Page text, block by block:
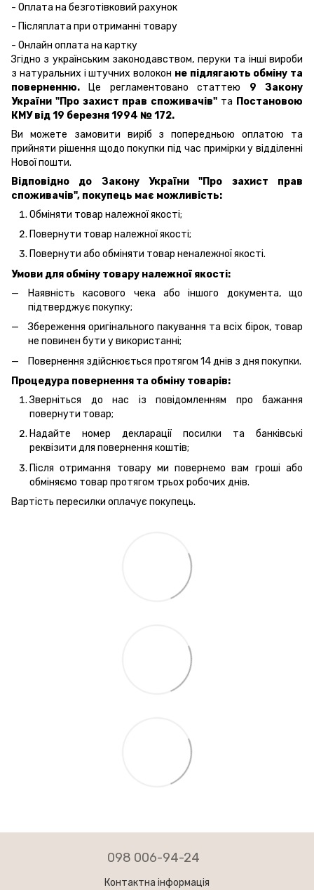
- Оплата на безготівковий рахунок
- Післяплата при отриманні товару
- Онлайн оплата на картку
Згідно з українським законодавством, перуки та інші вироби
з натуральних і штучних волокон не підлягають обміну та
поверненню. Це регламентовано статтею 9 Закону
України "Про захист прав споживачів" та Постановою
КМУ від 19 березня 1994 № 172.
Ви можете замовити виріб з попередньою оплатою та
прийняти рішення щодо покупки під час примірки у відділенні
Нової пошти.
Відповідно до Закону України "Про захист прав
споживачів", покупець має можливість:
Обміняти товар належної якості;
Повернути товар належної якості;
Повернути або обміняти товар неналежної якості.
Умови для обміну товару належної якості:
Наявність касового чека або іншого документа, що
підтверджує покупку;
Збереження оригінального пакування та всіх бірок, товар
не повинен бути у використанні;
Повернення здійснюється протягом 14 днів з дня покупки.
Процедура повернення та обміну товарів:
Зверніться до нас із повідомленням про бажання
повернути товар;
Надайте номер декларації посилки та банківські
реквізити для повернення коштів;
Після отримання товару ми повернемо вам гроші або
обміняємо товар протягом трьох робочих днів.
Вартість пересилки оплачує покупець.
098 006-94-24
Контактна інформація